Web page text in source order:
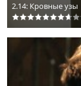
2.14: Кровные узы